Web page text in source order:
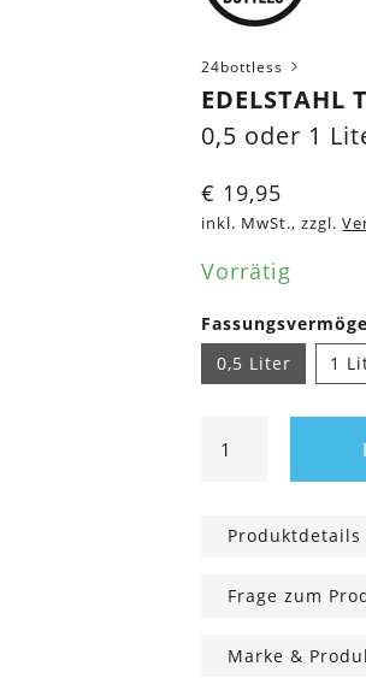
24bottless
EDELSTAHL
0,5 oder 1
€ 19,95
inkl. MwSt., zzgl.
Vorrätig
0,5 Liter
1
Trinkflasche
Menge
Produktdetails
Frage zum
Marke &